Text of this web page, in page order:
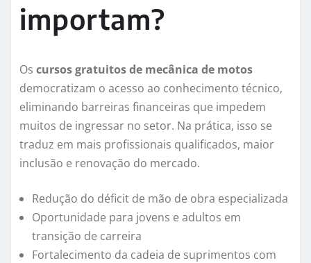
importam?
Os cursos gratuitos de mecânica de motos
democratizam o acesso ao conhecimento técnico,
eliminando barreiras financeiras que impedem
muitos de ingressar no setor. Na prática, isso se
traduz em mais profissionais qualificados, maior
inclusão e renovação do mercado.
Redução do déficit de mão de obra especializada
Oportunidade para jovens e adultos em
transição de carreira
Fortalecimento da cadeia de suprimentos com